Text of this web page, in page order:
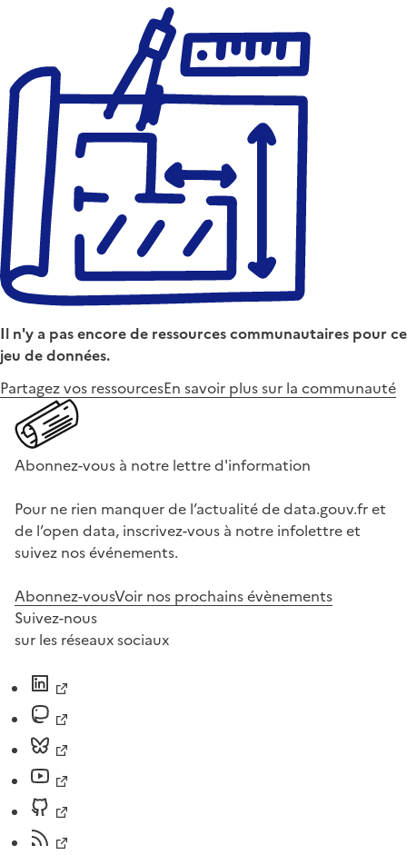
Il n'y a pas encore de ressources communautaires pour ce
jeu de données.
Partagez vos ressourcesEn savoir plus sur la communauté
Abonnez-vous à notre lettre d'information
Pour ne rien manquer de l’actualité de data.gouv.fr et
de l’open data, inscrivez-vous à notre infolettre et
suivez nos événements.
Abonnez-vousVoir nos prochains évènements
Suivez-nous
sur les réseaux sociaux